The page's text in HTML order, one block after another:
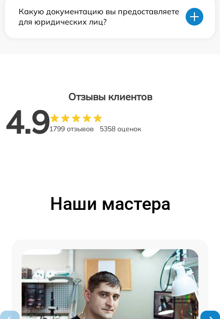
Какую документацию вы предоставляете
для юридических лиц?
Отзывы клиентов
4.91799 отзывов 5358 оценок
Наши мастера